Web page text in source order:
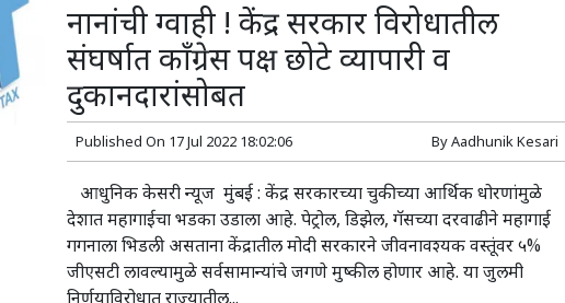
नानांची ग्वाही ! केंद्र सरकार विरोधातील
संघर्षात काँग्रेस पक्ष छोटे व्यापारी व
दुकानदारांसोबत
Published On 17 Jul 2022 18:02:06 ByAadhunik Kesari
आधुनिक केसरी न्यूज मुंबई : केंद्र सरकारच्या चुकीच्या आर्थिक धोरणांमुळे
देशात महागाईचा भडका उडाला आहे. पेट्रोल, डिझेल, गॅसच्या दरवाढीने महागाई
गगनाला भिडली असताना केंद्रातील मोदी सरकारने जीवनावश्यक वस्तूंवर ५%
जीएसटी लावल्यामुळे सर्वसामान्यांचे जगणे मुष्कील होणार आहे. या जुलमी
निर्णयाविरोधात राज्यातील...